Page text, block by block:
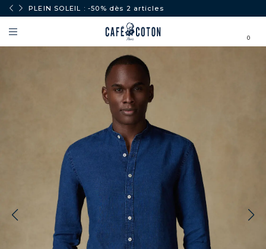
PLEIN SOLEIL : -50% dès 2 articles
0